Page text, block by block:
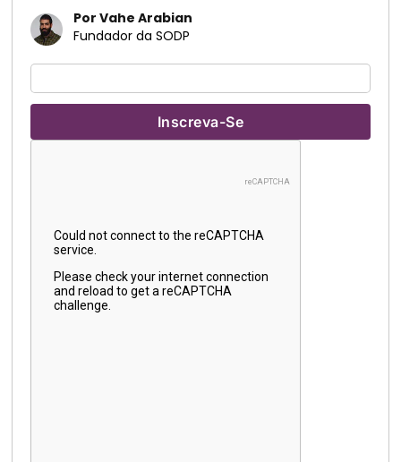
Por Vahe Arabian
Fundador da SODP